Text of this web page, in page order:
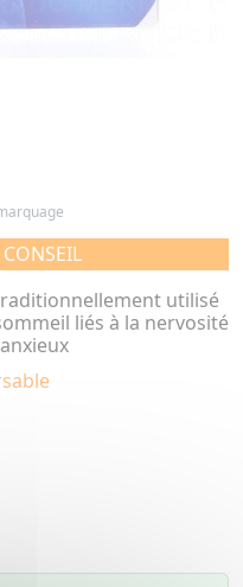
utilisé
liés à la nervosité